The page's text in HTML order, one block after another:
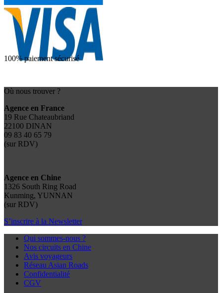
100% paiement sécurisé
Où nous trouver ?
Agence en France
19 Rue Chateaubriand
22100 DINAN
09 83 40 65 79
(sur RDV)
Agence en Chine
1326 South Ring Road
Kunming, YUNNAN
(sur RDV)
S’inscrire à la Newsletter
Qui sommes-nous ?
Nos circuits en Chine
Avis voyageurs
Réseau Asian Roads
Confidentialité
CGV